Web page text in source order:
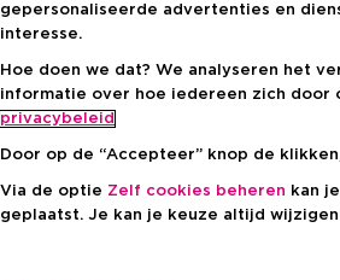
gepersonaliseerde advertenties en
interesse.
Hoe doen we dat? We analyseren het
informatie over hoe iedereen zich door
privacybeleid
Door op de “Accepteer” knop de
Via de optie Zelf cookies beheren kan
geplaatst. Je kan je keuze altijd